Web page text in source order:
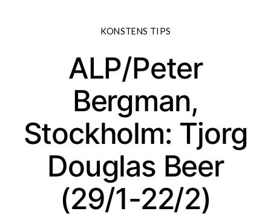
KONSTENS TIPS
ALP/Peter
Bergman,
Stockholm: Tjorg
Douglas Beer
(29/1-22/2)